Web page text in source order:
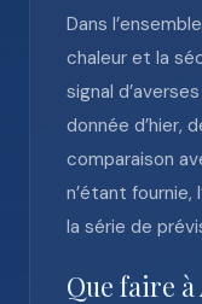
Dans
chaleur et la
signal
donnée d’hier,
comparaison
n’étant
la série de
Que faire